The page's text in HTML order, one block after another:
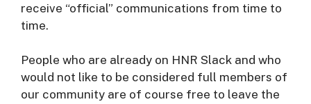
receive “official” communications from time to
time.
People who are already on HNR Slack and who
would not like to be considered full members of
our community are of course free to leave the